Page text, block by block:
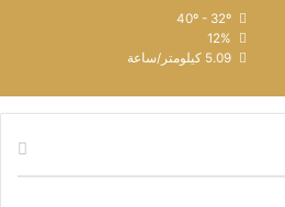
12%
5.09 كيلومتر/ساعة